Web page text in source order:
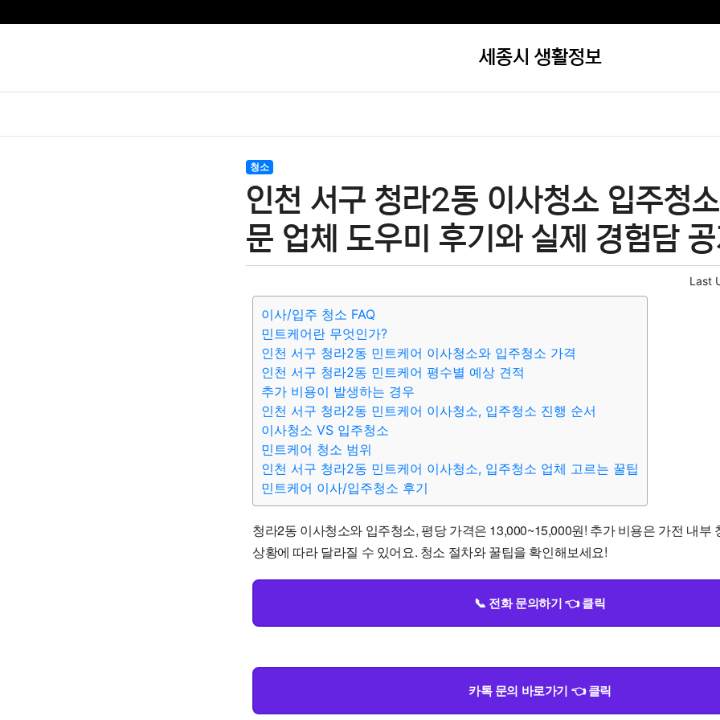
세종시 생활정보
청소
인천 서구 청라2동 이사청소 입주청
문 업체 도우미 후기와 실제 경험담
Last
이사/입주 청소 FAQ
민트케어란 무엇인가?
인천 서구 청라2동 민트케어 이사청소와 입주청소 가격
인천 서구 청라2동 민트케어 평수별 예상 견적
추가 비용이 발생하는 경우
인천 서구 청라2동 민트케어 이사청소, 입주청소 진행 순서
이사청소 VS 입주청소
민트케어 청소 범위
인천 서구 청라2동 민트케어 이사청소, 입주청소 업체 고르는 꿀팁
민트케어 이사/입주청소 후기
청라2동 이사청소와 입주청소, 평당 가격은 13,000~15,000원! 추가 비용은 가전 내부
상황에 따라 달라질 수 있어요. 청소 절차와 꿀팁을 확인해보세요!
📞 전화 문의하기 👈 클릭
카톡 문의 바로가기 👈 클릭